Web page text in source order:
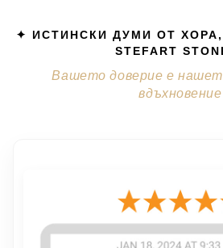
✦ ИСТИНСКИ ДУМИ ОТ
STEFART
Вашето доверие е
вдъхновение